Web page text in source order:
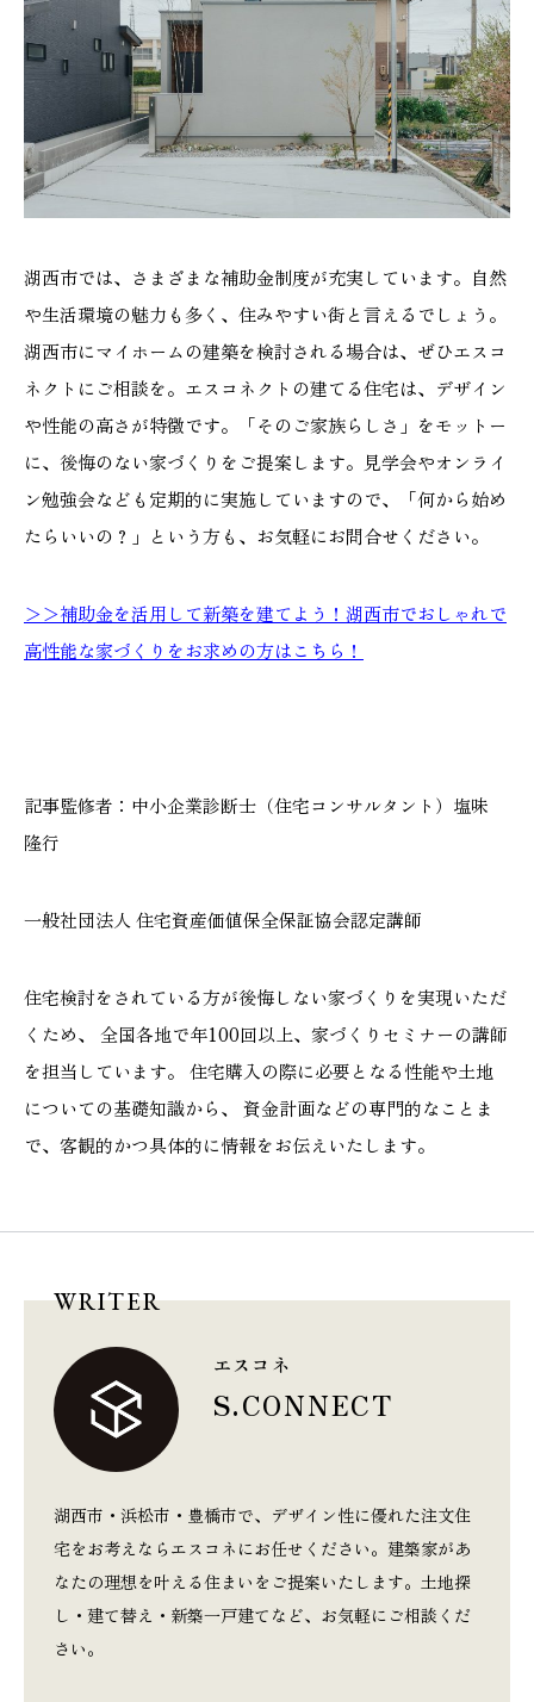
湖西市では、さまざまな補助金制度が充実しています。自然
や生活環境の魅力も多く、住みやすい街と言えるでしょう。
湖西市にマイホームの建築を検討される場合は、ぜひエスコ
ネクトにご相談を。エスコネクトの建てる住宅は、デザイン
や性能の高さが特徴です。「そのご家族らしさ」をモットー
に、後悔のない家づくりをご提案します。見学会やオンライ
ン勉強会なども定期的に実施していますので、「何から始め
たらいいの？」という方も、お気軽にお問合せください。
＞＞補助金を活用して新築を建てよう！湖西市でおしゃれで
高性能な家づくりをお求めの方はこちら！
記事監修者：中小企業診断士（住宅コンサルタント）塩味
隆行
一般社団法人 住宅資産価値保全保証協会認定講師
住宅検討をされている方が後悔しない家づくりを実現いただ
くため、 全国各地で年100回以上、家づくりセミナーの講師
を担当しています。 住宅購入の際に必要となる性能や土地
についての基礎知識から、 資金計画などの専門的なことま
で、客観的かつ具体的に情報をお伝えいたします。
WRITER
エスコネ
S.CONNECT
湖西市・浜松市・豊橋市で、デザイン性に優れた注文住
宅をお考えならエスコネにお任せください。建築家があ
なたの理想を叶える住まいをご提案いたします。土地探
し・建て替え・新築一戸建てなど、お気軽にご相談くだ
さい。